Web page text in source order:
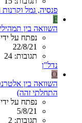
פנסיה, גמל
F
השוואה בין
נפתח על ידי fakemake
22/8/21
תגובות: 24
נדל"ן
O
השוואה בין
התחלתי זהה)
נפתח על ידי o_b7
5/8/21
תגובות: 2